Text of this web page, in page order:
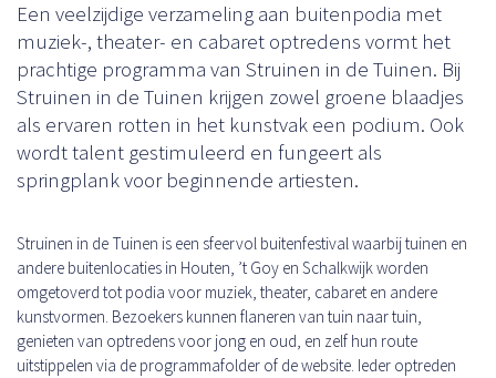
Een veelzijdige verzameling aan buitenpodia met
muziek-, theater- en cabaret optredens vormt het
prachtige programma van Struinen in de Tuinen. Bij
Struinen in de Tuinen krijgen zowel groene blaadjes
als ervaren rotten in het kunstvak een podium. Ook
wordt talent gestimuleerd en fungeert als
springplank voor beginnende artiesten.
Struinen in de Tuinen is een sfeervol buitenfestival waarbij tuinen en
andere buitenlocaties in Houten, ’t Goy en Schalkwijk worden
omgetoverd tot podia voor muziek, theater, cabaret en andere
kunstvormen. Bezoekers kunnen flaneren van tuin naar tuin,
genieten van optredens voor jong en oud, en zelf hun route
uitstippelen via de programmafolder of de website. Ieder optreden